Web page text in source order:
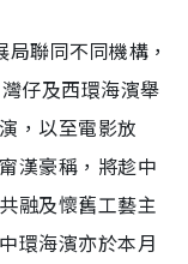
聯同不同機構，
仔及西環海濱舉
，以至電影放
漢豪稱，將趁中
融及懷舊工藝主
環海濱亦於本月